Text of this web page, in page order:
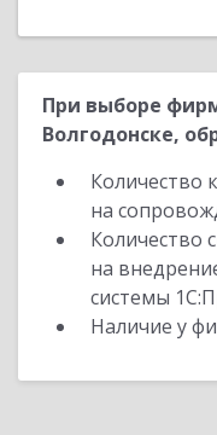
При выборе
Волгодонске,
Количество
на
Количество
на
системы
Наличие у